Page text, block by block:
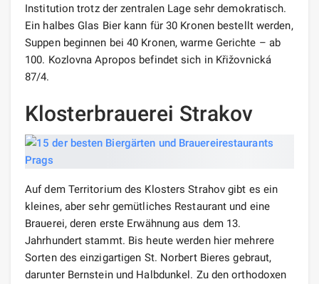
Institution trotz der zentralen Lage sehr demokratisch.
Ein halbes Glas Bier kann für 30 Kronen bestellt werden,
Suppen beginnen bei 40 Kronen, warme Gerichte – ab
100. Kozlovna Apropos befindet sich in Křižovnická
87/4.
Klosterbrauerei Strakov
Auf dem Territorium des Klosters Strahov gibt es ein
kleines, aber sehr gemütliches Restaurant und eine
Brauerei, deren erste Erwähnung aus dem 13.
Jahrhundert stammt. Bis heute werden hier mehrere
Sorten des einzigartigen St. Norbert Bieres gebraut,
darunter Bernstein und Halbdunkel. Zu den orthodoxen